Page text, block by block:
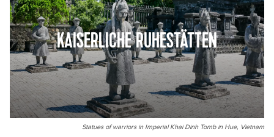
KAISERLICHE RUHESTÄTTEN
Statues of warriors in Imperial Khai Dinh Tomb in Hue, Vietnam